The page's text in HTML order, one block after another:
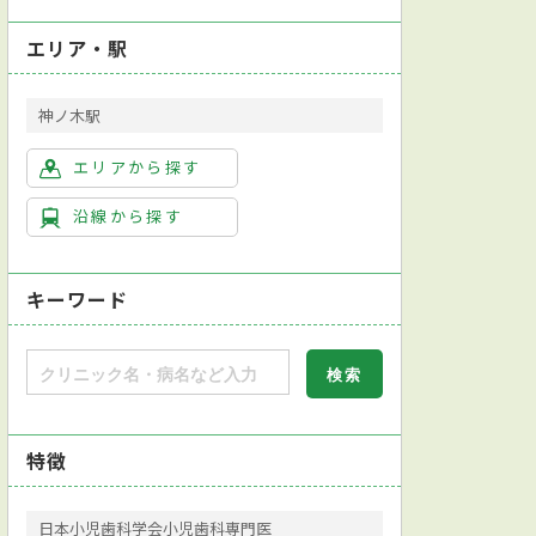
エリア・駅
神ノ木駅
エリアから探す
沿線から探す
キーワード
特徴
日本小児歯科学会小児歯科専門医